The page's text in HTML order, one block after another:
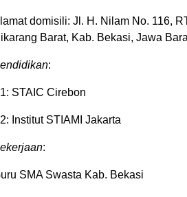
domisili: Jl. H. Nilam No. 116,
Barat, Kab. Bekasi, Jawa
:
STAIC Cirebon
Institut STIAMI Jakarta
:
SMA Swasta Kab. Bekasi